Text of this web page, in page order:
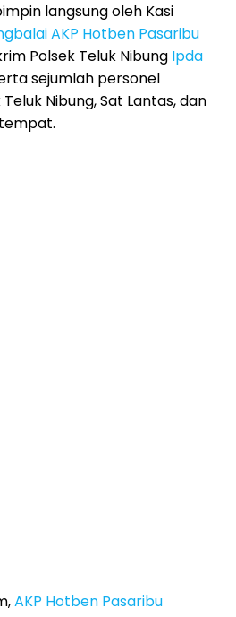
langsung oleh Kasi
AKP Hotben Pasaribu
Polsek Teluk Nibung Ipda
sejumlah personel
Nibung, Sat Lantas, dan
AKP Hotben Pasaribu